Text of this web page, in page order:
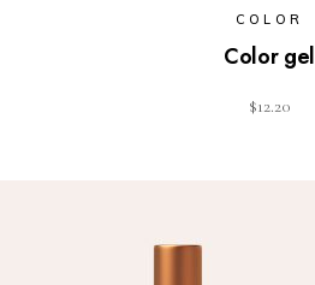
COLOR
Color gel
$12.20